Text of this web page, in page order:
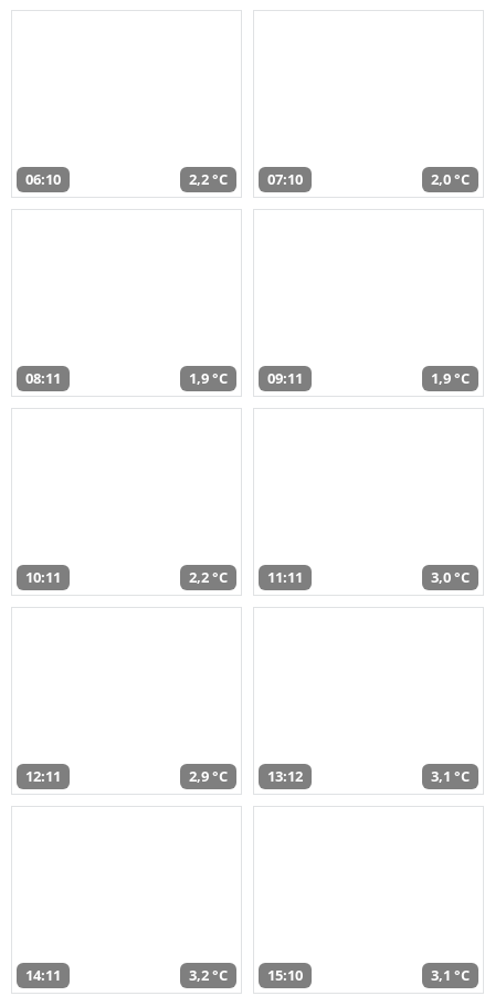
06:10 2,2 °C 07:10 2,0 °C
08:11 1,9 °C 09:11 1,9 °C
10:11 2,2 °C 11:11 3,0 °C
12:11 2,9 °C 13:12 3,1 °C
14:11 3,2 °C 15:10 3,1 °C